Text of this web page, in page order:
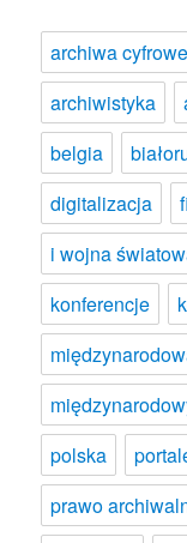
archiwa cyfrowe
archiwistyka
belgia
digitalizacja
i wojna
konferencje
polska
prawo